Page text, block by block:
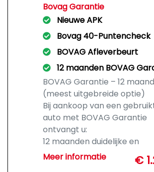
Bovag Garantie
Nieuwe APK
Bovag 40-Puntencheck
BOVAG Afleverbeurt
12 maanden BOVAG
BOVAG Garantie – 12
(meest uitgebreide optie)
Bij aankoop van een
auto met BOVAG Garantie
ontvangt u:
12 maanden duidelijke en
uitgebreide garantie
Vrijwel alle gebreken gedekt
Meer informatie €